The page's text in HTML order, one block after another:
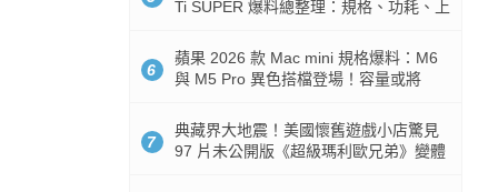
Ti SUPER 爆料總整理：規格、功耗、上
6
蘋果 2026 款 Mac mini 規格爆料：M6
與 M5 Pro 異色搭檔登場！容量或將
7
典藏界大地震！美國懷舊遊戲小店驚見
97 片未公開版《超級瑪利歐兄弟》變體